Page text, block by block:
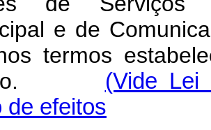
e de
termos
(Vide Lei
de efeitos